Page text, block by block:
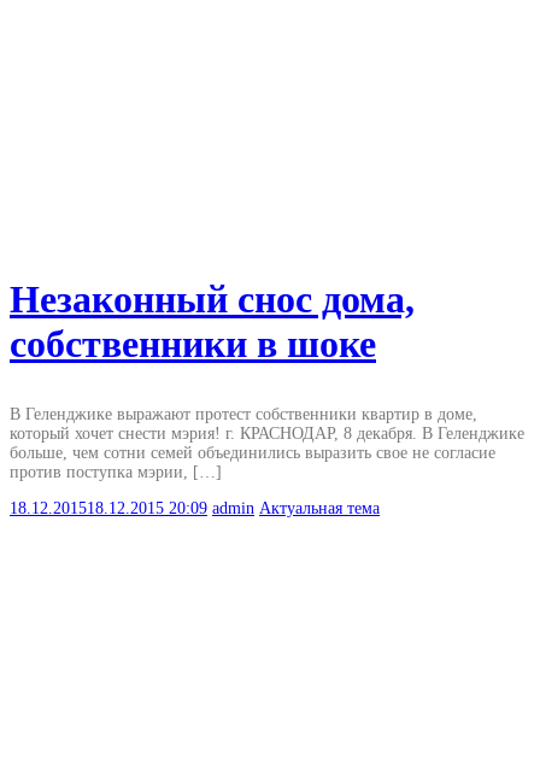
Незаконный снос дома,
собственники в шоке
В Геленджике выражают протест собственники квартир в доме,
который хочет снести мэрия! г. КРАСНОДАР, 8 декабря. В Геленджике
больше, чем сотни семей объединились выразить свое не согласие
против поступка мэрии, […]
18.12.201518.12.2015 20:09 admin Актуальная тема